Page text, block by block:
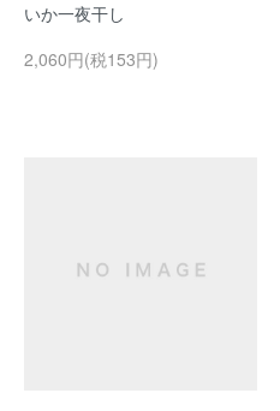
いか一夜干し
2,060円(税153円)